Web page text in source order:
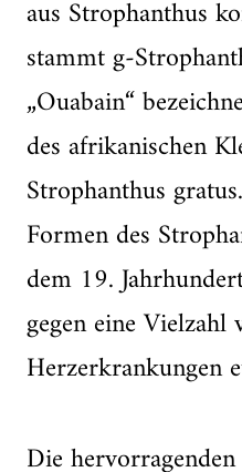
aus Strophanthus
stammt g-
„Ouabain“
des afrikanischen
Strophanthus
Formen des
dem 19.
gegen eine Vielzahl
Herzerkrankungen
Die